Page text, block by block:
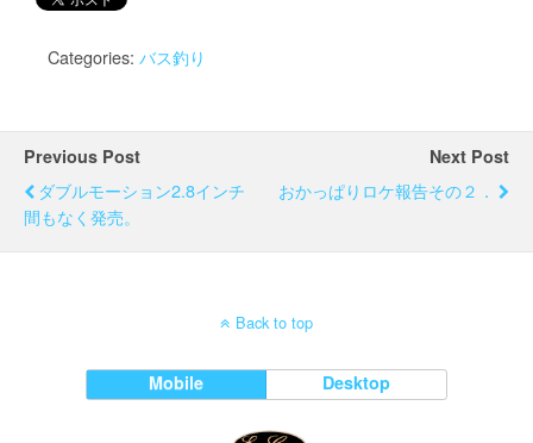
Categories: バス釣り
Previous Post
ダブルモーション2.8インチ
間もなく発売。
Next Post
おかっぱりロケ報告その２．
Back to top
Mobile Desktop